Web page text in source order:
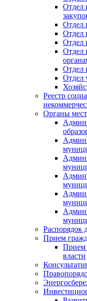
Отдел
Отдел
Отдел
Отдел
Отдел
Отдел
Отдел
Реестр
Органы
Распорядок
Прием
Прием
власти